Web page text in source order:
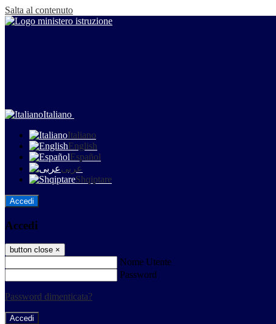
Salta al contenuto
Italiano
Italiano
English
Español
عربى
Shqiptare
Accedi
Accedi
button close ×
Nome Utente
Password
Password dimenticata?